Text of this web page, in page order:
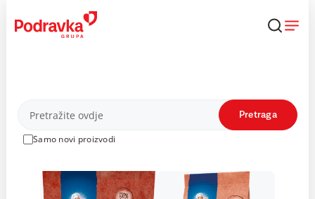
content
Proizvodi
Samo novi proizvodi
Pretraga